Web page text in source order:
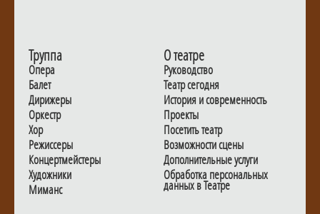
Труппа
Опера
Балет
Дирижеры
Оркестр
Хор
Режиссеры
Концертмейстеры
Художники
Миманс
О театре
Руководство
Театр сегодня
История и современность
Проекты
Посетить театр
Возможности сцены
Дополнительные услуги
Обработка персональных
данных в Театре